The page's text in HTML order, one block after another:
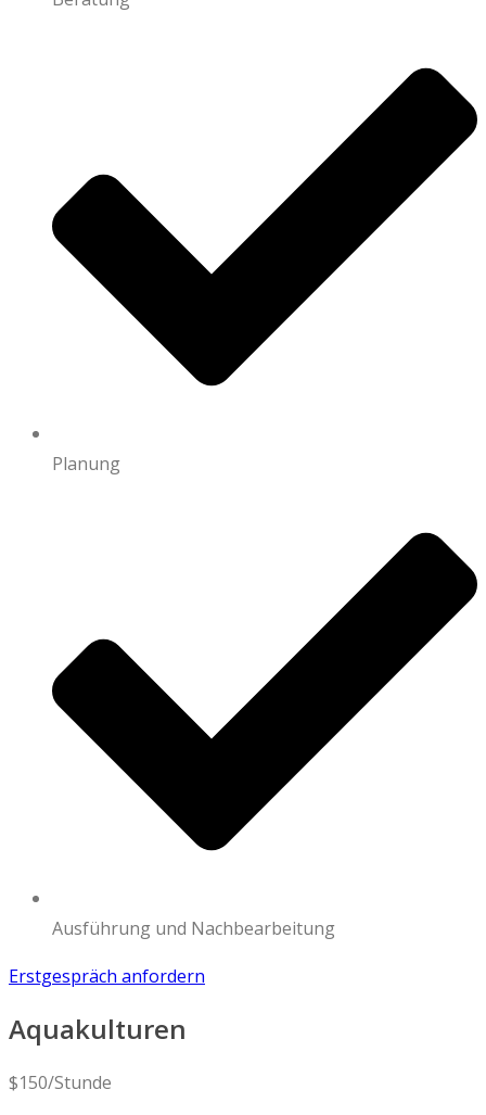
Planung
Ausführung und Nachbearbeitung
Erstgespräch anfordern
Aquakulturen
$150/Stunde